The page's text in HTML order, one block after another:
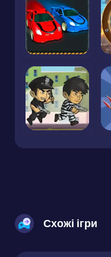
Схожі ігри